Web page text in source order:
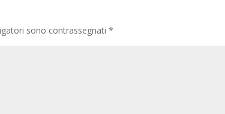
sono contrassegnati *